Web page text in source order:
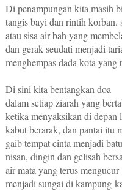
Di penampungan kita masih
tangis bayi dan rintih korban.
atau sisa air bah yang
dan gerak seudati menjadi
menghempas dada kota yang
Di sini kita bentangkan doa
dalam setiap ziarah yang
ketika menyaksikan di depan
kabut berarak, dan pantai itu
gaib tempat cinta menjadi batu
nisan, dingin dan gelisah
air mata yang terus mengucur
menjadi sungai di kampung-